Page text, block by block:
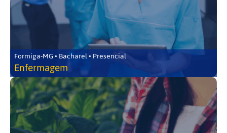
Formiga-MG • Bacharel • Presencial
Enfermagem